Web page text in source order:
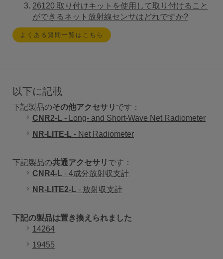
26120 取り付けキットを使用して取り付けること
ができるネット放射線センサはどれですか?
よくある質問一覧はこちら
以下に記載
下記製品のその他アクセサリ です：
CNR2-L - Long- and Short-Wave Net Radiometer
NR-LITE-L - Net Radiometer
下記製品の共通アクセサリ です：
CNR4-L - 4成分放射収支計
NR-LITE2-L - 放射収支計
下記の製品は置き換えられました
14264
19455